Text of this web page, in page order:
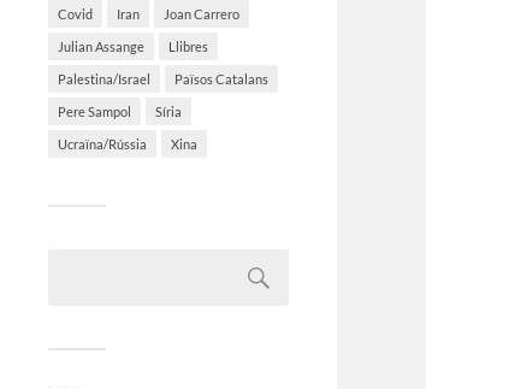
Covid Iran Joan Carrero
Julian Assange Llibres
Palestina/Israel Països Catalans
Pere Sampol Síria
Ucraïna/Rússia Xina